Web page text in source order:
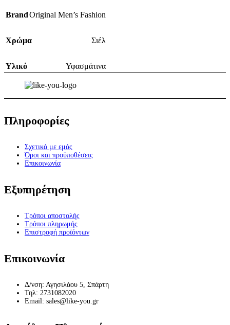
BrandOriginal Men’s Fashion
Χρώμα Σιέλ
Υλικό Υφασμάτινα
Πληροφορίες
Σχετικά με εμάς
Όροι και προϋποθέσεις
Επικοινωνία
Εξυπηρέτηση
Τρόποι αποστολής
Τρόποι πληρωμής
Επιστροφή προϊόντων
Επικοινωνία
Δ/νση: Αγησιλάου 5, Σπάρτη
Τηλ: 2731082020
Email: sales@like-you.gr